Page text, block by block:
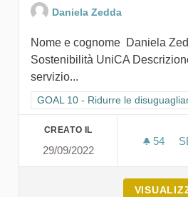
Daniela Zedda
Nome e cognome Daniela
Sostenibilità UniCA
servizio...
Filtra i risultati per categoria:
GOAL 10 - Ridurre le
CREATO IL
29/09/2022
54